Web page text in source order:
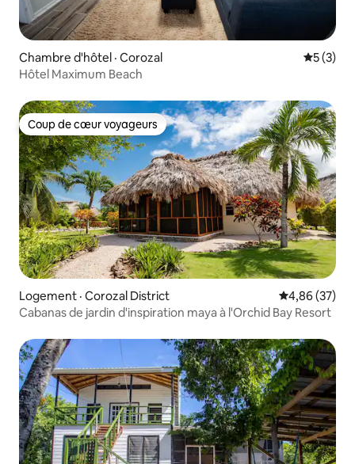
Chambre d'hôtel · Corozal Note
5 (3)
Hôtel Maximum Beach
Coup de cœur voyageurs
Coup de cœur voyageurs
Logement · Corozal District Note
4,86 (37)
Cabanas de jardin d'inspiration maya à l'Orchid Bay Resort